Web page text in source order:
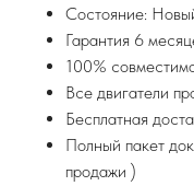
Состояние:
Гарантия 6
100%
Все двигатели
Бесплатная
Полный пакет
продажи )